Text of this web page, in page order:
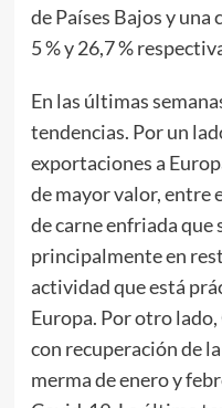
de Países Bajos y
5 % y 26,7 %
En las últimas
tendencias. Por un
exportaciones a
de mayor valor, entre
de carne enfriada que
principalmente en
actividad que está
Europa. Por otro
con recuperación de
merma de enero y